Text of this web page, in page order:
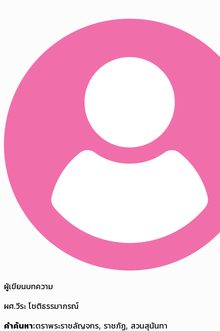
ผู้เขียนบทความ
ผศ.วีระ โชติธรรมาภรณ์
คำค้นหา:ตราพระราชลัญจกร, ราชภัฏ, สวนสุนันทา